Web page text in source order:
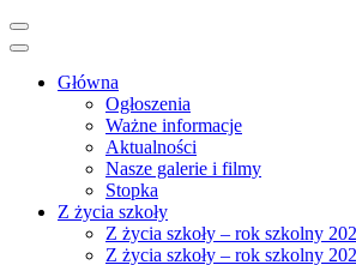
Główna
Ogłoszenia
Ważne informacje
Aktualności
Nasze galerie i filmy
Stopka
Z życia szkoły
Z życia szkoły – rok szkolny
Z życia szkoły – rok szkolny